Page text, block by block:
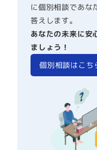
に個別相談であな
答えします。
あなたの未来に安
ましょう！
個別相談はこち